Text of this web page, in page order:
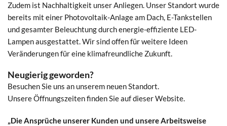
Zudem ist Nachhaltigkeit unser Anliegen. Unser Standort wurde
bereits mit einer Photovoltaik-Anlage am Dach, E-Tankstellen
und gesamter Beleuchtung durch energie-effiziente LED-
Lampen ausgestattet. Wir sind offen für weitere Ideen
Veränderungen für eine klimafreundliche Zukunft.
Neugierig geworden?
Besuchen Sie uns an unserem neuen Standort.
Unsere Öffnungszeiten finden Sie auf dieser Website.
„Die Ansprüche unserer Kunden und unsere Arbeitsweise